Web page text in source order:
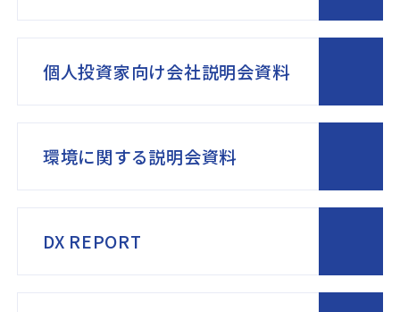
個人投資家向け会社説明会資料
環境に関する説明会資料
DX REPORT